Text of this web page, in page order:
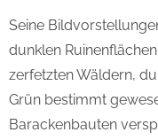
Seine
dunklen
zerfetzten Wäldern,
Grün bestimmt
Barackenbauten